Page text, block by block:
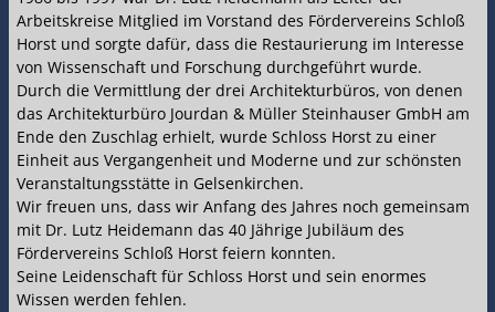
Arbeitskreise Mitglied im Vorstand des Fördervereins Schloß
Horst und sorgte dafür, dass die Restaurierung im Interesse
von Wissenschaft und Forschung durchgeführt wurde.
Durch die Vermittlung der drei Architekturbüros, von denen
das Architekturbüro Jourdan & Müller Steinhauser GmbH am
Ende den Zuschlag erhielt, wurde Schloss Horst zu einer
Einheit aus Vergangenheit und Moderne und zur schönsten
Veranstaltungsstätte in Gelsenkirchen.
Wir freuen uns, dass wir Anfang des Jahres noch gemeinsam
mit Dr. Lutz Heidemann das 40 Jährige Jubiläum des
Fördervereins Schloß Horst feiern konnten.
Seine Leidenschaft für Schloss Horst und sein enormes
Wissen werden fehlen.